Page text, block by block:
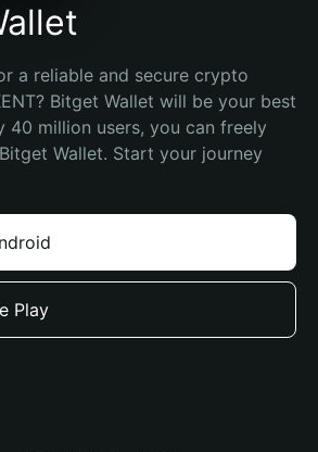
a reliable and secure crypto
Bitget Wallet will be your best
40 million users, you can freely
Wallet. Start your journey
Play